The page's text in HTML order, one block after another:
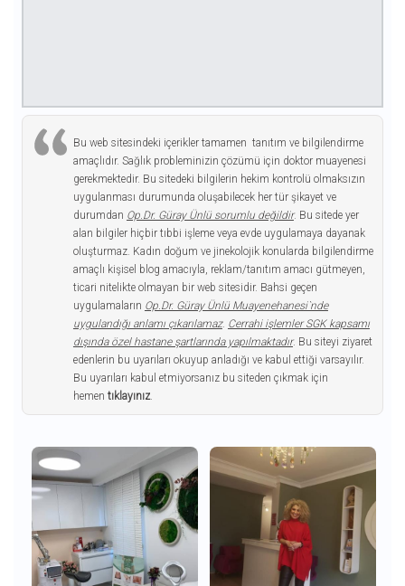
Bu web sitesindeki içerikler tamamen tanıtım ve bilgilendirme
amaçlıdır. Sağlık probleminizin çözümü için doktor muayenesi
gerekmektedir. Bu sitedeki bilgilerin hekim kontrolü olmaksızın
uygulanması durumunda oluşabilecek her tür şikayet ve
durumdan Op.Dr. Güray Ünlü sorumlu değildir. Bu sitede yer
alan bilgiler hiçbir tıbbi işleme veya evde uygulamaya dayanak
oluşturmaz. Kadın doğum ve jinekolojik konularda bilgilendirme
amaçlı kişisel blog amacıyla, reklam/tanıtım amacı gütmeyen,
ticari nitelikte olmayan bir web sitesidir. Bahsi geçen
uygulamaların Op.Dr. Güray Ünlü Muayenehanesi`nde
uygulandığı anlamı çıkarılamaz. Cerrahi işlemler SGK kapsamı
dışında özel hastane şartlarında yapılmaktadır. Bu siteyi ziyaret
edenlerin bu uyarıları okuyup anladığı ve kabul ettiği varsayılır.
Bu uyarıları kabul etmiyorsanız bu siteden çıkmak için
hemen tıklayınız.